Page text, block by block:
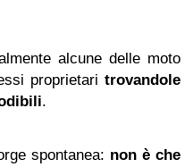
alcune delle moto
proprietari trovandole
.
spontanea: non è che